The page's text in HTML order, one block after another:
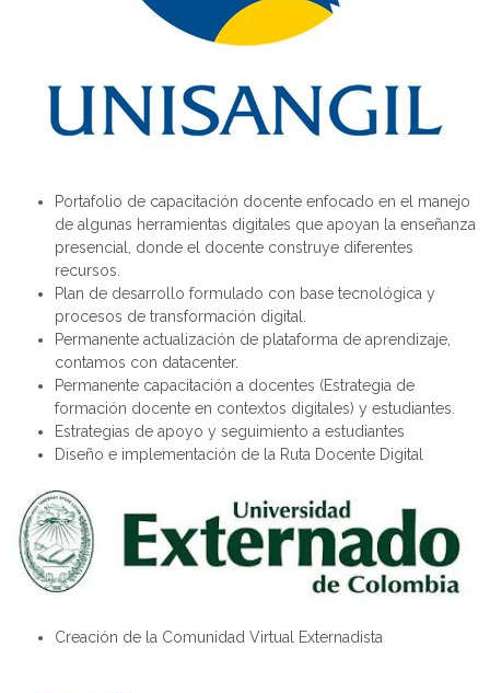
Portafolio de capacitación docente enfocado en el manejo
de algunas herramientas digitales que apoyan la enseñanza
presencial, donde el docente construye diferentes
recursos.
Plan de desarrollo formulado con base tecnológica y
procesos de transformación digital.
Permanente actualización de plataforma de aprendizaje,
contamos con datacenter.
Permanente capacitación a docentes (Estrategia de
formación docente en contextos digitales) y estudiantes.
Estrategias de apoyo y seguimiento a estudiantes
Diseño e implementación de la Ruta Docente Digital
Creación de la Comunidad Virtual Externadista